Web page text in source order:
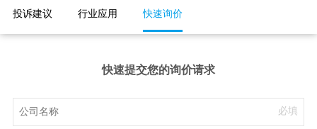
投诉建议 行业应用 快速询价
快速提交您的询价请求
必填